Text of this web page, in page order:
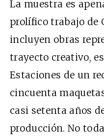
La muestra es
prolífico trabajo de
incluyen obras
trayecto creativo,
Estaciones de un
cincuenta
casi setenta años
producción. No